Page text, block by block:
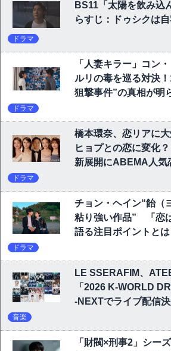
BS11「太陽を飲み込
らすじ：ドゥシクは
ドラマ
「人妻キラー」コン
ルリの毒を巡る対決
狙撃事件”の真相が明
ドラマ
橋本環奈、恋リアに
ヒョプとの恋に変化
新展開にABEMA人気
ドラマ
チョン・ヘイン“飴（
粘り強い作品” 「恋
語る注目ポイントとは
ドラマ
LE SSERAFIM、
「2026 K-WORLD
-NEXTでライブ配信
音楽
「財閥×刑事2」シー